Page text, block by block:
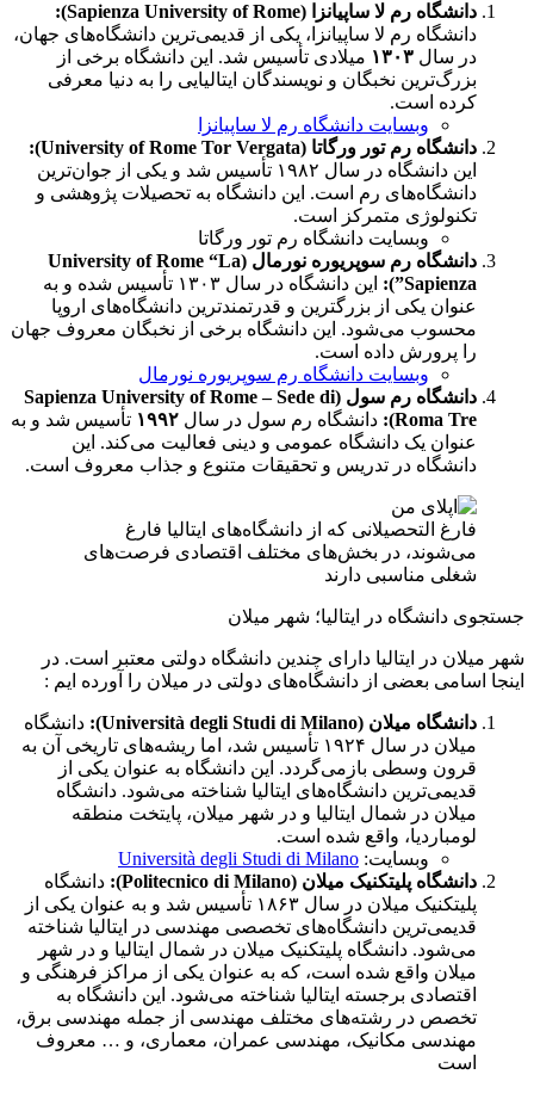
دانشگاه رم لا ساپیانزا (Sapienza University of Rome):
دانشگاه رم لا ساپیانزا، یکی از قدیمی‌ترین دانشگاه‌های جهان،
در سال ۱۳۰۳ میلادی تأسیس شد. این دانشگاه برخی از
بزرگ‌ترین نخبگان و نویسندگان ایتالیایی را به دنیا معرفی
کرده است.
وبسایت دانشگاه رم لا ساپیانزا
دانشگاه رم تور ورگاتا (University of Rome Tor Vergata):
این دانشگاه در سال ۱۹۸۲ تأسیس شد و یکی از جوان‌ترین
دانشگاه‌های رم است. این دانشگاه به تحصیلات پژوهشی و
تکنولوژی متمرکز است.
وبسایت دانشگاه رم تور ورگاتا
دانشگاه رم سوپریوره نورمال (University of Rome “La
Sapienza”):
این دانشگاه در سال ۱۳۰۳ تأسیس شده و به
عنوان یکی از بزرگترین و قدرتمندترین دانشگاه‌های اروپا
محسوب می‌شود. این دانشگاه برخی از نخبگان معروف جهان
را پرورش داده است.
وبسایت دانشگاه رم سوپریوره نورمال
دانشگاه رم سول (Sapienza University of Rome – Sede di
Roma Tre):
دانشگاه رم سول در سال ۱۹۹۲ تأسیس شد و به
عنوان یک دانشگاه عمومی و دینی فعالیت می‌کند. این
دانشگاه در تدریس و تحقیقات متنوع و جذاب معروف است.
فارغ التحصیلانی که از دانشگاه‌های ایتالیا فارغ
می‌شوند، در بخش‌های مختلف اقتصادی فرصت‌های
شغلی مناسبی دارند
جستجوی دانشگاه در ایتالیا؛ شهر میلان
شهر میلان در ایتالیا دارای چندین دانشگاه دولتی معتبر است. در
اینجا اسامی بعضی از دانشگاه‌های دولتی در میلان را آورده ایم :
دانشگاه میلان (Università degli Studi di Milano):
دانشگاه
میلان در سال ۱۹۲۴ تأسیس شد، اما ریشه‌های تاریخی آن به
قرون وسطی بازمی‌گردد. این دانشگاه به عنوان یکی از
قدیمی‌ترین دانشگاه‌های ایتالیا شناخته می‌شود. دانشگاه
میلان در شمال ایتالیا و در شهر میلان، پایتخت منطقه
لومباردیا، واقع شده است.
وبسایت: Università degli Studi di Milano
دانشگاه پلیتکنیک میلان (Politecnico di Milano):
دانشگاه
پلیتکنیک میلان در سال ۱۸۶۳ تأسیس شد و به عنوان یکی از
قدیمی‌ترین دانشگاه‌های تخصصی مهندسی در ایتالیا شناخته
می‌شود. دانشگاه پلیتکنیک میلان در شمال ایتالیا و در شهر
میلان واقع شده است، که به عنوان یکی از مراکز فرهنگی و
اقتصادی برجسته ایتالیا شناخته می‌شود. این دانشگاه به
تخصص در رشته‌های مختلف مهندسی از جمله مهندسی برق،
مهندسی مکانیک، مهندسی عمران، معماری، و … معروف
است